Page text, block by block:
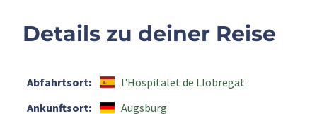
Details zu deiner Reise
Abfahrtsort:
l'Hospitalet de Llobregat
Ankunftsort:
Augsburg